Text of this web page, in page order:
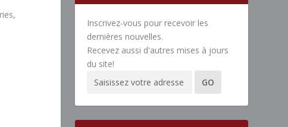
Inscrivez-vous pour recevoir les
dernières nouvelles.
Recevez aussi d'autres mises à jours
du site!